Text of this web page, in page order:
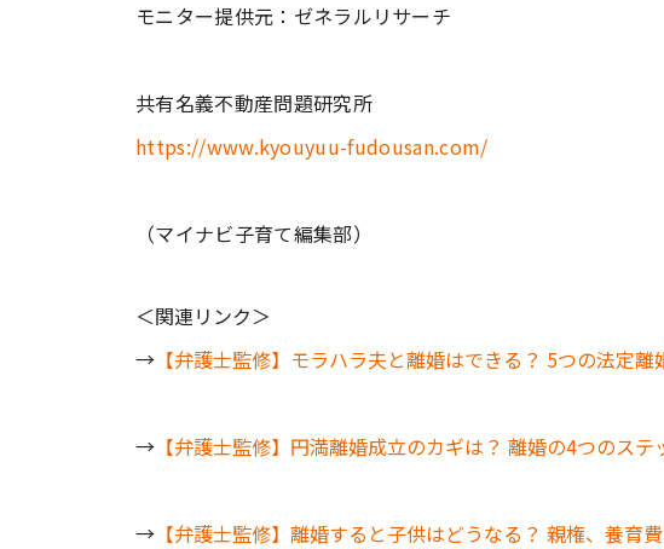
モニター提供元：ゼネラルリサーチ
共有名義不動産問題研究所
https://www.kyouyuu-fudousan.com/
（マイナビ子育て編集部）
＜関連リンク＞
→ 【弁護士監修】モラハラ夫と離婚はできる？ 5つの法定
→ 【弁護士監修】円満離婚成立のカギは？ 離婚の4つのス
→ 【弁護士監修】離婚すると子供はどうなる？ 親権、養育